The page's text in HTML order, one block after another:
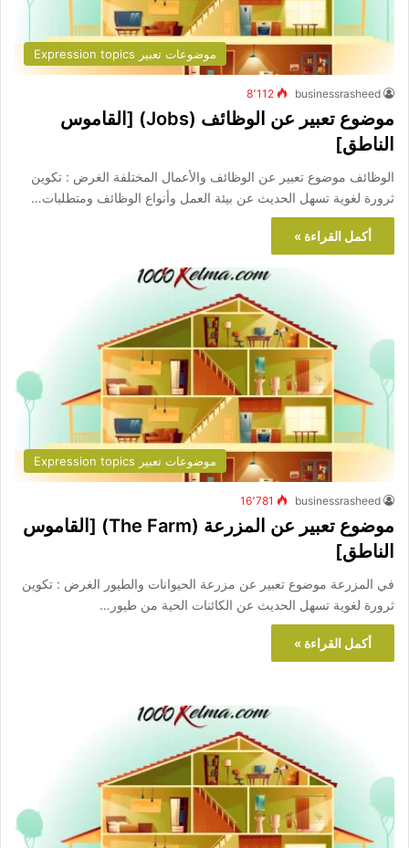
موضوعات تعبير Expression topics
businessrasheed 8٬112
موضوع تعبير عن الوظائف (Jobs) [القاموس
الناطق]
الوظائف موضوع تعبير عن الوظائف والأعمال المختلفة الغرض : تكوين
ثرورة لغوية تسهل الحديث عن بيئة العمل وأنواع الوظائف ومتطلبات…
أكمل القراءة »
موضوعات تعبير Expression topics
businessrasheed 16٬781
موضوع تعبير عن المزرعة (The Farm) [القاموس
الناطق]
في المزرعة موضوع تعبير عن مزرعة الحيوانات والطيور الغرض : تكوين
ثرورة لغوية تسهل الحديث عن الكائنات الحية من طيور…
أكمل القراءة »